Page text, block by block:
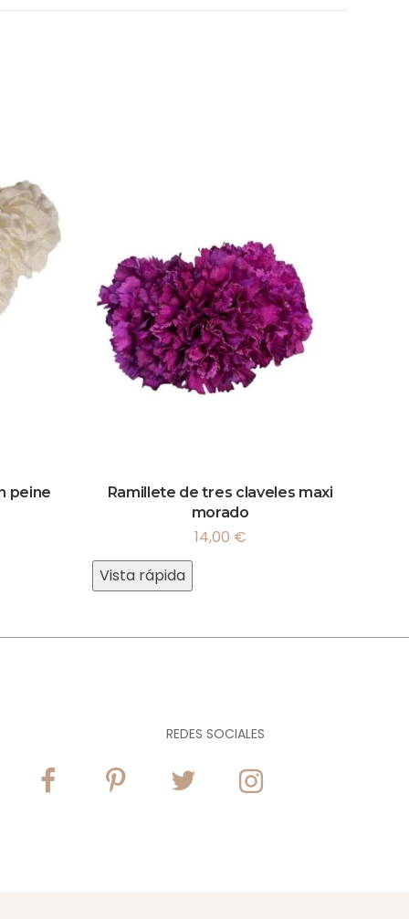
peine
Ramillete de tres claveles maxi
morado
14,00 €
Vista rápida
REDES SOCIALES